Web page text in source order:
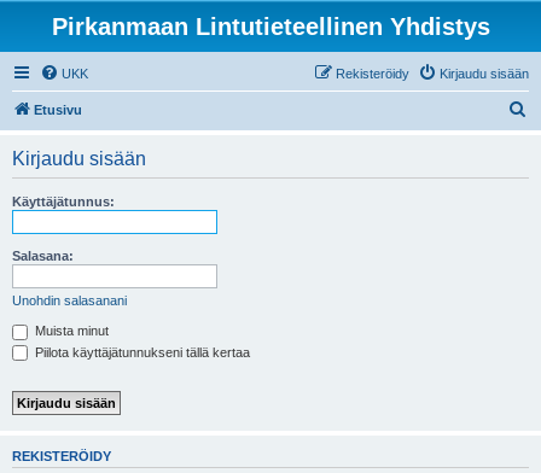
Pirkanmaan Lintutieteellinen Yhdistys
UKK Kirjaudu sisään
Rekisteröidy
Etusivu
Kirjaudu sisään
Käyttäjätunnus:
Salasana:
Unohdin salasanani
Muista minut
Piilota käyttäjätunnukseni tällä kertaa
REKISTERÖIDY